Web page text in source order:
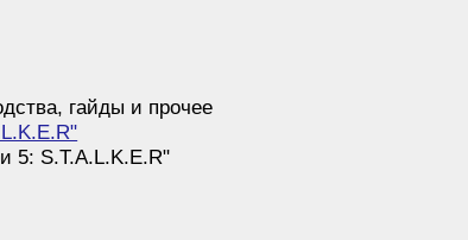
гайды и прочее
5: S.T.A.L.K.E.R"